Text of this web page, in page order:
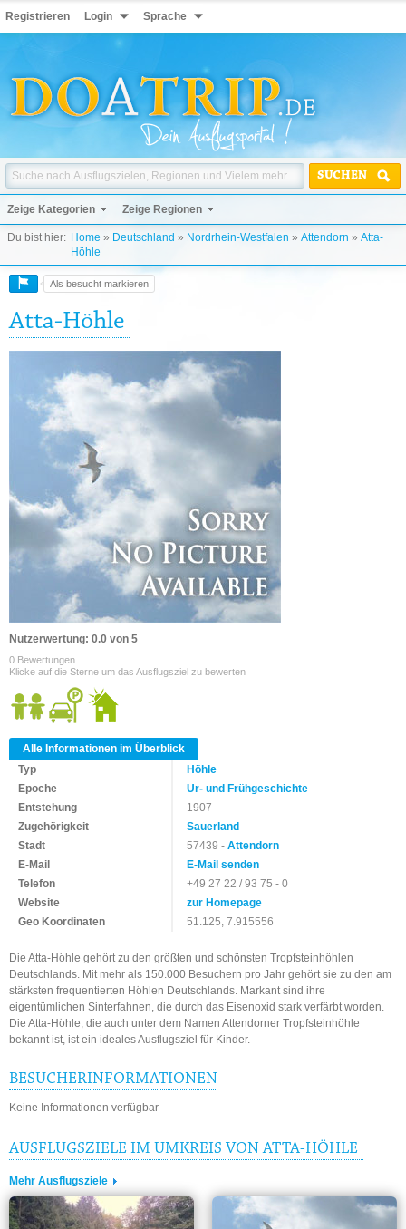
Registrieren Login Sprache
SUCHEN
Zeige Kategorien Zeige Regionen
Du bist hier: Home » Deutschland » Nordrhein-Westfalen » Attendorn » Atta-
Höhle
Als besucht markieren
Atta-Höhle
Nutzerwertung: 0.0 von 5
0 Bewertungen
Klicke auf die Sterne um das Ausflugsziel zu bewerten
Alle Informationen im Überblick
Typ
Höhle
Epoche
Ur- und Frühgeschichte
Entstehung
1907
Zugehörigkeit
Sauerland
Stadt
57439 -Attendorn
E-Mail
E-Mail senden
Telefon
+49 27 22 / 93 75 - 0
Website
zur Homepage
Geo Koordinaten
51.125, 7.915556
Die Atta-Höhle gehört zu den größten und schönsten Tropfsteinhöhlen
Deutschlands. Mit mehr als 150.000 Besuchern pro Jahr gehört sie zu den am
stärksten frequentierten Höhlen Deutschlands. Markant sind ihre
eigentümlichen Sinterfahnen, die durch das Eisenoxid stark verfärbt worden.
Die Atta-Höhle, die auch unter dem Namen Attendorner Tropfsteinhöhle
bekannt ist, ist ein ideales Ausflugsziel für Kinder.
BESUCHERINFORMATIONEN
Keine Informationen verfügbar
AUSFLUGSZIELE IM UMKREIS VON ATTA-HÖHLE
Mehr Ausflugsziele